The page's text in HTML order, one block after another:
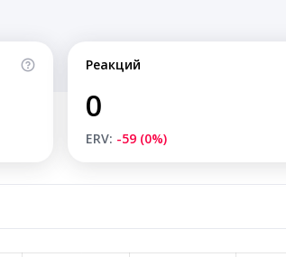
Реакций
0
ERV: -59 (0%)